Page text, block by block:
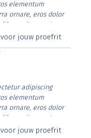
elementum
ornare, eros dolor
vitae erat.
id rutrum lorem
jouw proefrit
adipiscing
elementum
ornare, eros dolor
vitae erat.
id rutrum lorem
jouw proefrit